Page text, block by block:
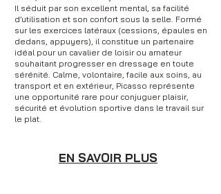
Il séduit par son excellent mental, sa facilité
d’utilisation et son confort sous la selle. Formé
sur les exercices latéraux (cessions, épaules en
dedans, appuyers), il constitue un partenaire
idéal pour un cavalier de loisir ou amateur
souhaitant progresser en dressage en toute
sérénité. Calme, volontaire, facile aux soins, au
transport et en extérieur, Picasso représente
une opportunité rare pour conjuguer plaisir,
sécurité et évolution sportive dans le travail sur
le plat.
EN SAVOIR PLUS